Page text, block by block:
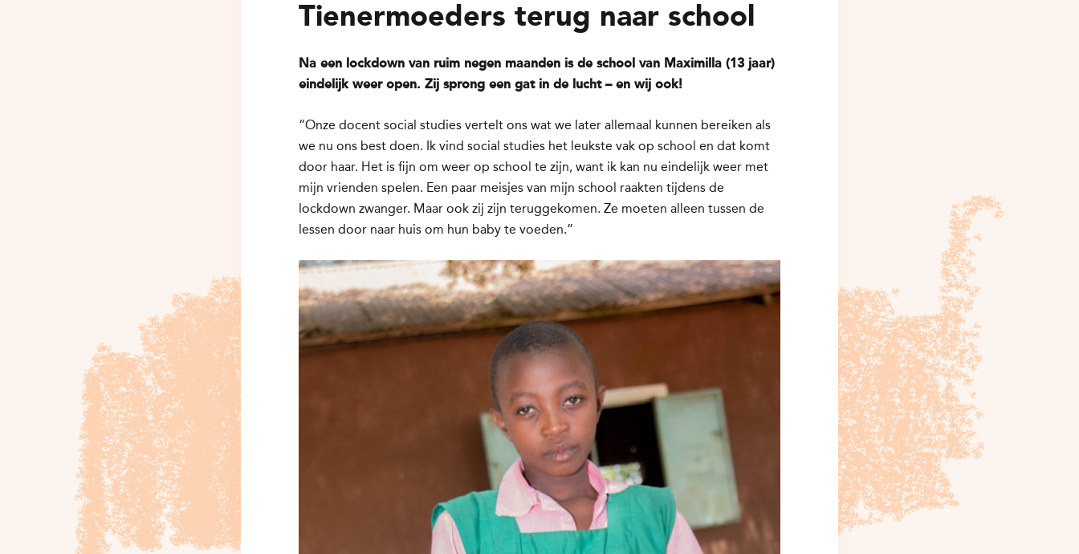
Tienermoeders terug naar school
Na een lockdown van ruim negen maanden is de school van Maximilla (13 jaar)
eindelijk weer open. Zij sprong een gat in de lucht – en wij ook!
“Onze docent social studies vertelt ons wat we later allemaal kunnen bereiken als
we nu ons best doen. Ik vind social studies het leukste vak op school en dat komt
door haar. Het is fijn om weer op school te zijn, want ik kan nu eindelijk weer met
mijn vrienden spelen. Een paar meisjes van mijn school raakten tijdens de
lockdown zwanger. Maar ook zij zijn teruggekomen. Ze moeten alleen tussen de
lessen door naar huis om hun baby te voeden.”